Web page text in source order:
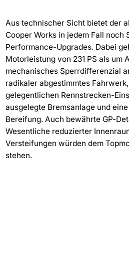
Aus technischer Sicht bietet der
Cooper Works in jedem Fall noch
Performance-Upgrades. Dabei
Motorleistung von 231 PS als um
mechanisches Sperrdifferenzial
radikaler abgestimmtes
gelegentlichen Rennstrecken-
ausgelegte Bremsanlage und
Bereifung. Auch bewährte GP-
Wesentliche reduzierter
Versteifungen würden dem
stehen.